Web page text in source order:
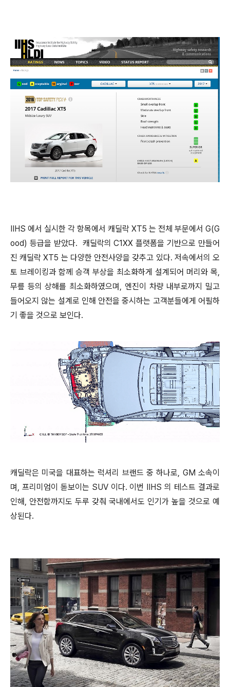
IIHS 에서 실시한 각 항목에서 캐딜락 XT5 는 전체 부문에서 G(G
ood) 등급을 받았다. 캐딜락의 C1XX 플랫폼을 기반으로 만들어
진 캐딜락 XT5 는 다양한 안전사양을 갖추고 있다. 저속에서의 오
토 브레이킹과 함께 승객 부상을 최소화하게 설계되어 머리와 목,
무릎 등의 상해를 최소화하였으며, 엔진이 차량 내부로까지 밀고
들어오지 않는 설계로 인해 안전을 중시하는 고객분들에게 어필하
기 좋을 것으로 보인다.
캐딜락은 미국을 대표하는 럭셔리 브랜드 중 하나로, GM 소속이
며, 프리미엄이 돋보이는 SUV 이다. 이번 IIHS 의 테스트 결과로
인해, 안전함까지도 두루 갖춰 국내에서도 인기가 높을 것으로 예
상된다.